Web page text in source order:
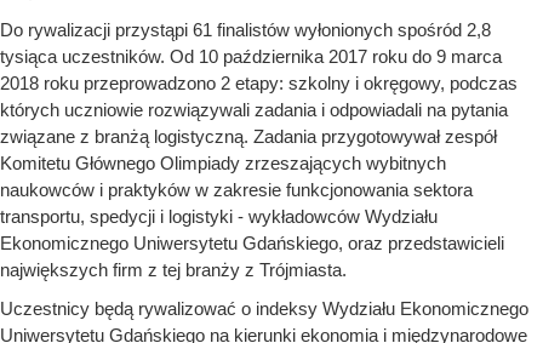
Do rywalizacji przystąpi 61 finalistów wyłonionych spośród 2,8
tysiąca uczestników. Od 10 października 2017 roku do 9 marca
2018 roku przeprowadzono 2 etapy: szkolny i okręgowy, podczas
których uczniowie rozwiązywali zadania i odpowiadali na pytania
związane z branżą logistyczną. Zadania przygotowywał zespół
Komitetu Głównego Olimpiady zrzeszających wybitnych
naukowców i praktyków w zakresie funkcjonowania sektora
transportu, spedycji i logistyki - wykładowców Wydziału
Ekonomicznego Uniwersytetu Gdańskiego, oraz przedstawicieli
największych firm z tej branży z Trójmiasta.
Uczestnicy będą rywalizować o indeksy Wydziału Ekonomicznego
Uniwersytetu Gdańskiego na kierunki ekonomia i międzynarodowe